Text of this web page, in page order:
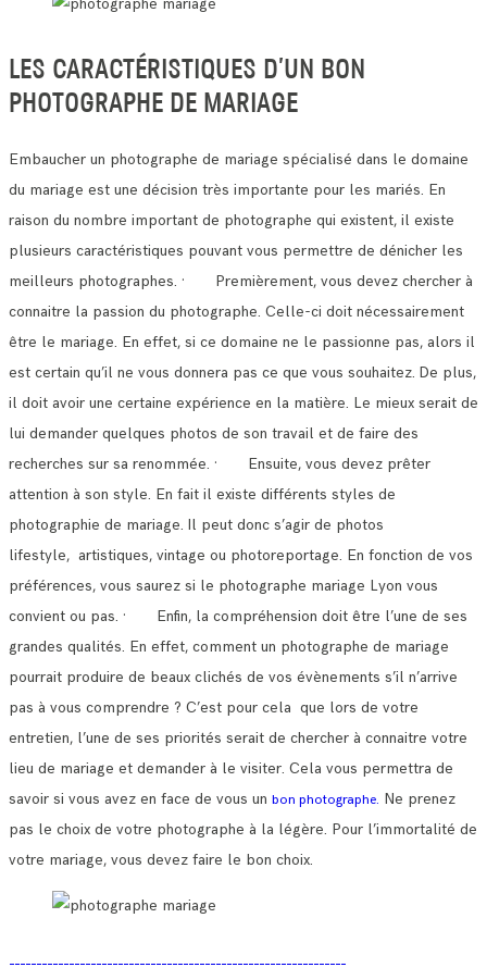
LES CARACTÉRISTIQUES D’UN BON
PHOTOGRAPHE DE MARIAGE
Embaucher un photographe de mariage spécialisé dans le domaine
du mariage est une décision très importante pour les mariés. En
raison du nombre important de photographe qui existent, il existe
plusieurs caractéristiques pouvant vous permettre de dénicher les
meilleurs photographes. · Premièrement, vous devez chercher à
connaitre la passion du photographe. Celle-ci doit nécessairement
être le mariage. En effet, si ce domaine ne le passionne pas, alors il
est certain qu’il ne vous donnera pas ce que vous souhaitez. De plus,
il doit avoir une certaine expérience en la matière. Le mieux serait de
lui demander quelques photos de son travail et de faire des
recherches sur sa renommée. · Ensuite, vous devez prêter
attention à son style. En fait il existe différents styles de
photographie de mariage. Il peut donc s’agir de photos
lifestyle, artistiques, vintage ou photoreportage. En fonction de vos
préférences, vous saurez si le photographe mariage Lyon vous
convient ou pas. · Enfin, la compréhension doit être l’une de ses
grandes qualités. En effet, comment un photographe de mariage
pourrait produire de beaux clichés de vos évènements s’il n’arrive
pas à vous comprendre ? C’est pour cela que lors de votre
entretien, l’une de ses priorités serait de chercher à connaitre votre
lieu de mariage et demander à le visiter. Cela vous permettra de
savoir si vous avez en face de vous un bon photographe. Ne prenez
pas le choix de votre photographe à la légère. Pour l’immortalité de
votre mariage, vous devez faire le bon choix.